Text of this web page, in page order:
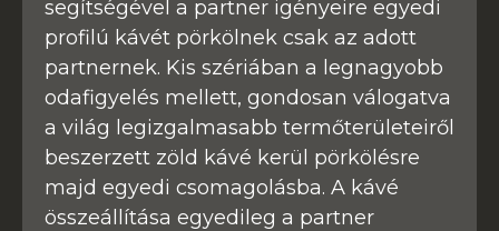
segítségével a partner igényeire egyedi
profilú kávét pörkölnek csak az adott
partnernek. Kis szériában a legnagyobb
odafigyelés mellett, gondosan válogatva
a világ legizgalmasabb termőterületeiről
beszerzett zöld kávé kerül pörkölésre
majd egyedi csomagolásba. A kávé
összeállítása egyedileg a partner